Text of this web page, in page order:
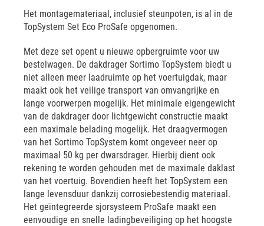
Het montagemateriaal, inclusief steunpoten, is al in de
TopSystem Set Eco ProSafe opgenomen.
Met deze set opent u nieuwe opbergruimte voor uw
bestelwagen. De dakdrager Sortimo TopSystem biedt u
niet alleen meer laadruimte op het voertuigdak, maar
maakt ook het veilige transport van omvangrijke en
lange voorwerpen mogelijk. Het minimale eigengewicht
van de dakdrager door lichtgewicht constructie maakt
een maximale belading mogelijk. Het draagvermogen
van het Sortimo TopSystem komt ongeveer neer op
maximaal 50 kg per dwarsdrager. Hierbij dient ook
rekening te worden gehouden met de maximale daklast
van het voertuig. Bovendien heeft het TopSystem een
lange levensduur dankzij corrosiebestendig materiaal.
Het geïntegreerde sjorsysteem ProSafe maakt een
eenvoudige en snelle ladingbeveiliging op het hoogste